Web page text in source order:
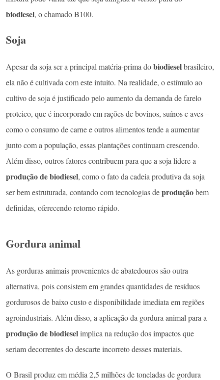
biodiesel, o chamado B100.
Soja
Apesar da soja ser a principal matéria-prima dobiodieselbrasileiro,
ela não é cultivada com este intuito. Na realidade, o estímulo ao
cultivo de soja é justificado pelo aumento da demanda de farelo
proteico, que é incorporado em rações de bovinos, suínos e aves –
como o consumo de carne e outros alimentos tende a aumentar
junto com a população, essas plantações continuam crescendo.
Além disso, outros fatores contribuem para que a soja lidere a
produção de biodiesel, como o fato da cadeia produtiva da soja
ser bem estruturada, contando com tecnologias deproduçãobem
definidas, oferecendo retorno rápido.
Gordura animal
As gorduras animais provenientes de abatedouros são outra
alternativa, pois consistem em grandes quantidades de resíduos
gordurosos de baixo custo e disponibilidade imediata em regiões
agroindustriais. Além disso, a aplicação da gordura animal para a
produção de biodieselimplica na redução dos impactos que
seriam decorrentes do descarte incorreto desses materiais.
O Brasil produz em média 2,5 milhões de toneladas de gordura